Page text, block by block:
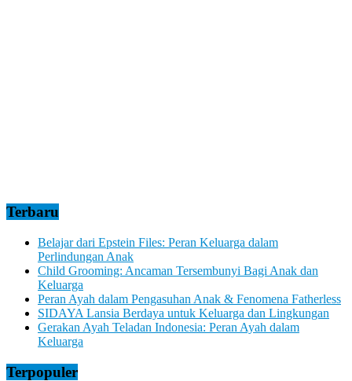
Terbaru
Belajar dari Epstein Files: Peran Keluarga dalam
Perlindungan Anak
Child Grooming: Ancaman Tersembunyi Bagi Anak dan
Keluarga
Peran Ayah dalam Pengasuhan Anak & Fenomena Fatherless
SIDAYA Lansia Berdaya untuk Keluarga dan Lingkungan
Gerakan Ayah Teladan Indonesia: Peran Ayah dalam
Keluarga
Terpopuler